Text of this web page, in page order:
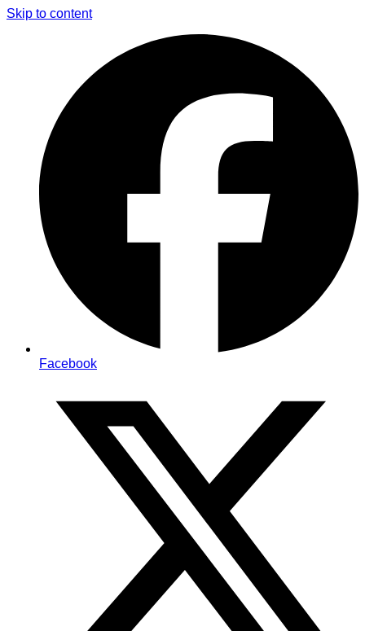
Skip to content
Facebook